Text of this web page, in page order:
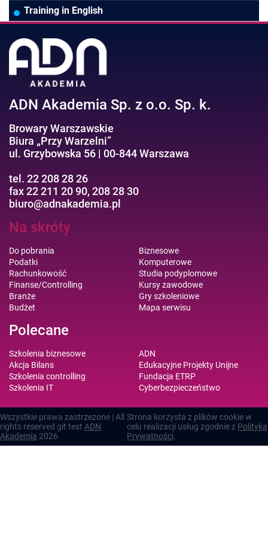
Pozostałe branże
Asystentka/Sekretarka
Efektywność osobista//Wellbeing
MS Project/Word/PowerPoint
Training in English
ADN Akademia Sp. z o.o. Sp. k.
Browary Warszawskie
Biura „Przy Warzelni”
ul. Grzybowska 56 | 00-844 Warszawa
tel. 22 208 28 26
fax 22 211 20 90, 208 28 30
biuro@adnakademia.pl
Na skróty
Do pobrania
Podatki
Rachunkowość
Finanse/Controlling
Branże
Budżet
Biznesowe
Komputerowe
Studia podyplomowe
Kursy zawodowe
Gry szkoleniowe
Mapa serwisu
Polecane
Szkolenia biznesowe
Akcja Bilans
Szkolenia controlling
Szkolenia IT
ADN
Edukacyjne Projekty Unijne
Fundacja ETRP
Cyberbezpieczeństwo
Wszystkie prawa zastrzezone | All
rights reserved git test ADN
Akademia 2026
Strona korzysta z plików cookie w
celu realizacji usług zgodnie z Polityką
Prywatności.